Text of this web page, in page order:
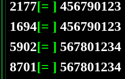
2177[= ] 456790123
1694[= ] 456790123
5902[= ] 567801234
8701[= ] 567801234